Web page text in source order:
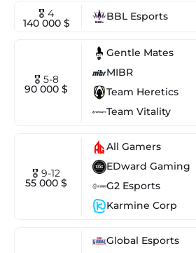
🎖 4
140 000 $
BBL Esports
🎖 5-8
90 000 $
Gentle Mates
MIBR
Team Heretics
Team Vitality
🎖 9-12
55 000 $
All Gamers
EDward Gaming
G2 Esports
Karmine Corp
Global Esports